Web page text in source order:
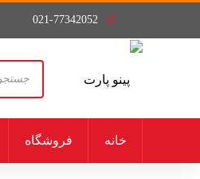
021-77342052
search
خانه فروشگاه